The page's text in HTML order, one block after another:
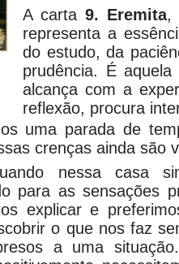
A carta 9. Eremita,
representa a
do estudo, da
prudência. É
alcança com a
reflexão, procura
uma parada de
crenças ainda são
nessa casa
para as sensações
explicar e
o que nos faz
a uma